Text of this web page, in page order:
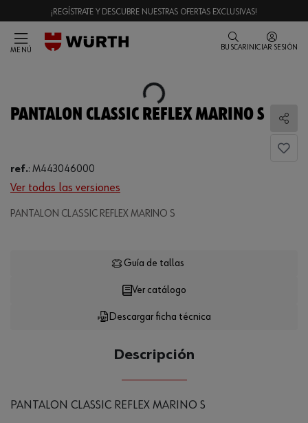
¡REGÍSTRATE Y DESCUBRE NUESTRAS OFERTAS EXCLUSIVAS!
MENÚ BUSCAR INICIAR SESIÓN
Loading...
PANTALON CLASSIC REFLEX MARINO S
ref.: M443046000
Ver todas las versiones
PANTALON CLASSIC REFLEX MARINO S
Loading...
Descargar ficha técnica
Ver catálogo
Guía de tallas
Descripción
PANTALON CLASSIC REFLEX MARINO S